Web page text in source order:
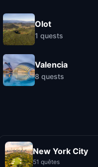
Olot
1 quests
Valencia
8 quests
New York City
51 quêtes